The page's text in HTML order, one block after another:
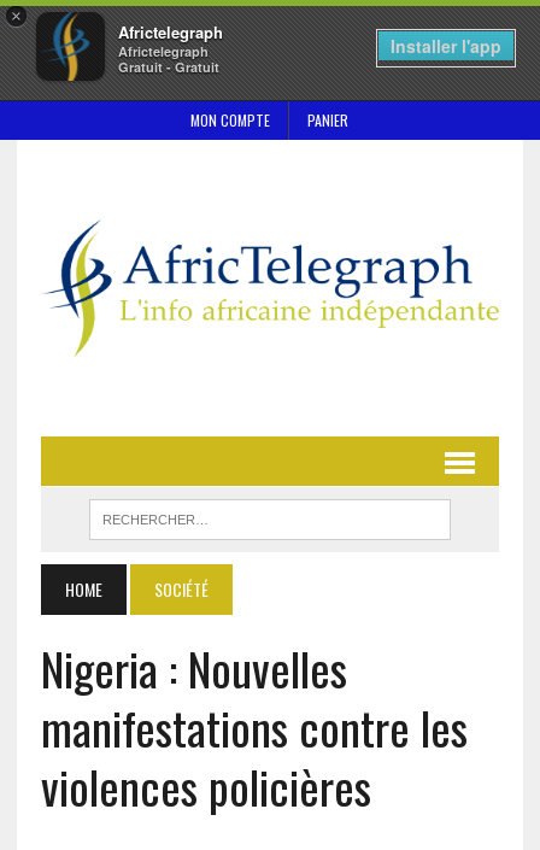
×
Africtelegraph
Africtelegraph
Gratuit - Gratuit
Installer l'app
MON COMPTE PANIER
HOME SOCIÉTÉ
Nigeria : Nouvelles
manifestations contre les
violences policières